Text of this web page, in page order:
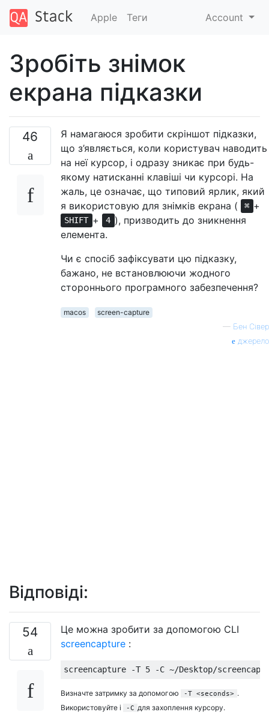
Apple Теги Account
Зробіть знімок
екрана підказки
46
Я намагаюся зробити скріншот підказки,
що з’являється, коли користувач наводить
на неї курсор, і одразу зникає при будь-
якому натисканні клавіші чи курсорі. На
жаль, це означає, що типовий ярлик, який
я використовую для знімків екрана (
⌘ +
SHIFT + 4 ), призводить до зникнення
елемента.
Чи є спосіб зафіксувати цю підказку,
бажано, не встановлюючи жодного
стороннього програмного забезпечення?
macos
screen-capture
— Бен Сівер
джерело
Відповіді:
54
Це можна зробити за допомогою CLI
screencapture :
Визначте затримку за допомогою -T <seconds> .
Використовуйте і
-C для захоплення курсору.